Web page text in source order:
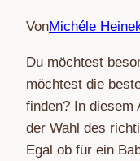
VonMichéle
Du möchtest
möchtest die
finden? In diesem
der Wahl des
Egal ob für ein